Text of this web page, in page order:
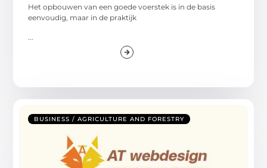
Het opbouwen van een goede voerstek is in de basis
eenvoudig, maar in de praktijk
BUSINESS / AGRICULTURE AND FORESTRY